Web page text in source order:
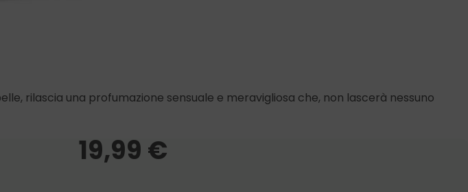
rilascia una profumazione sensuale e meravigliosa che, non lascerà nessuno
19,99 €